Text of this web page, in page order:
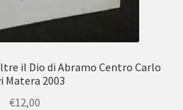
il Dio di Abramo Centro Carlo
Matera 2003
€12,00